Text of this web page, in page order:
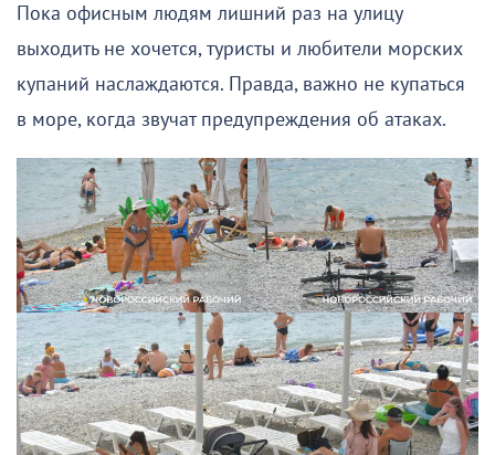
Пока офисным людям лишний раз на улицу
выходить не хочется, туристы и любители морских
купаний наслаждаются. Правда, важно не купаться
в море, когда звучат предупреждения об атаках.